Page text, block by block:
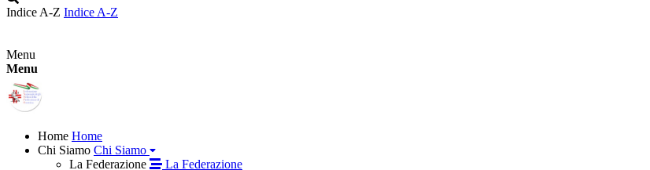
Indice A-Z Indice A-Z
Menu
Menu
Home Home
Chi Siamo Chi Siamo
La Federazione
La Federazione